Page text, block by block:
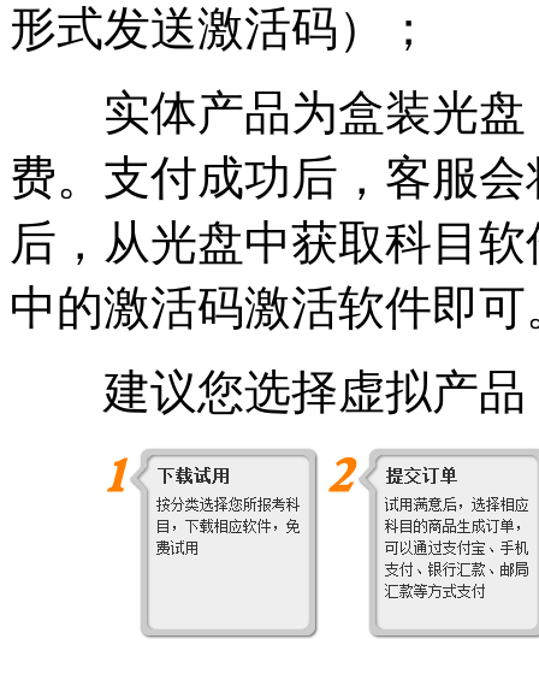
形式发送激活码）；
实体产品为盒装光
费。支付成功后，客服
后，从光盘中获取科目
中的激活码激活软件即可
建议您选择虚拟产品